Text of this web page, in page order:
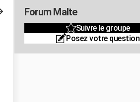
Forum Malte
Suivre le groupe
Posez votre question